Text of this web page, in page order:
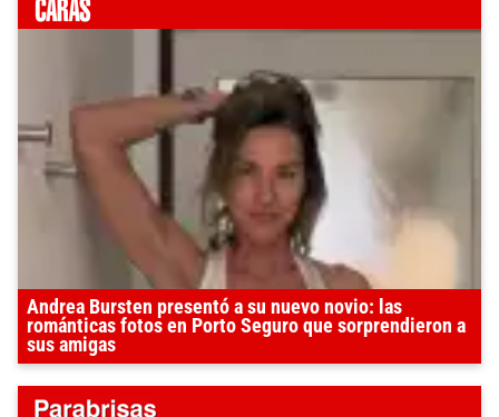
Andrea Bursten presentó a su nuevo novio: las
románticas fotos en Porto Seguro que sorprendieron a
sus amigas